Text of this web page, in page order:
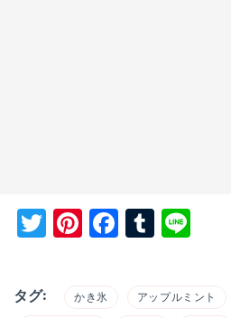
TwitterPinterest
Facebook
Tumblr
タグ: かき氷 アップルミント